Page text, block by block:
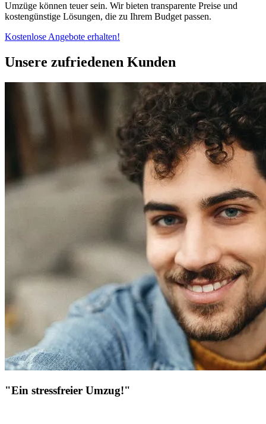
Umzüge können teuer sein. Wir bieten transparente Preise und
kostengünstige Lösungen, die zu Ihrem Budget passen.
Kostenlose Angebote erhalten!
Unsere zufriedenen Kunden
"Ein stressfreier Umzug!"